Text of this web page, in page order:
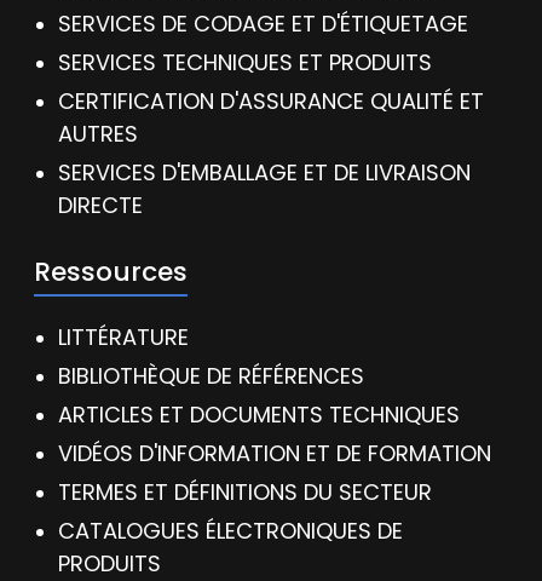
SERVICES DE CODAGE ET D'ÉTIQUETAGE
SERVICES TECHNIQUES ET PRODUITS
CERTIFICATION D'ASSURANCE QUALITÉ ET
AUTRES
SERVICES D'EMBALLAGE ET DE LIVRAISON
DIRECTE
Ressources
LITTÉRATURE
BIBLIOTHÈQUE DE RÉFÉRENCES
ARTICLES ET DOCUMENTS TECHNIQUES
VIDÉOS D'INFORMATION ET DE FORMATION
TERMES ET DÉFINITIONS DU SECTEUR
CATALOGUES ÉLECTRONIQUES DE
PRODUITS